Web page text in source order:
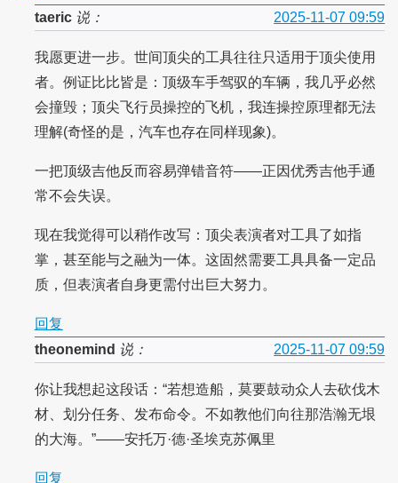
taeric说： 2025-11-07 09:59
我愿更进一步。世间顶尖的工具往往只适用于顶尖使用
者。例证比比皆是：顶级车手驾驭的车辆，我几乎必然
会撞毁；顶尖飞行员操控的飞机，我连操控原理都无法
理解(奇怪的是，汽车也存在同样现象)。
一把顶级吉他反而容易弹错音符——正因优秀吉他手通
常不会失误。
现在我觉得可以稍作改写：顶尖表演者对工具了如指
掌，甚至能与之融为一体。这固然需要工具具备一定品
质，但表演者自身更需付出巨大努力。
回复
theonemind 说： 2025-11-07 09:59
你让我想起这段话：“若想造船，莫要鼓动众人去砍伐木
材、划分任务、发布命令。不如教他们向往那浩瀚无垠
的大海。”——安托万·德·圣埃克苏佩里
回复